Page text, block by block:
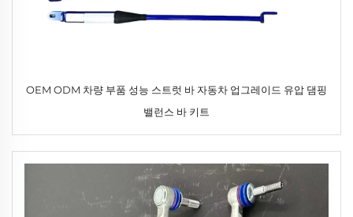
OEM ODM 차량 부품 성능 스트럿 바 자동차 업그레이드 유압 댐핑
밸런스 바 키트